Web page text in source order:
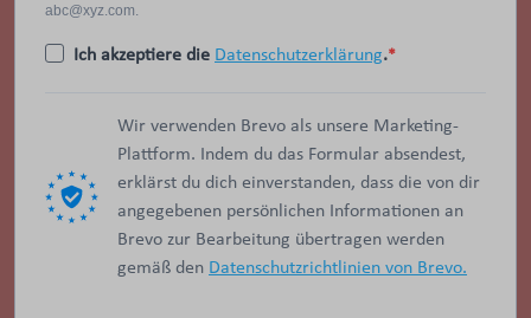
abc@xyz.com.
Ich akzeptiere die Datenschutzerklärung.
Wir verwenden Brevo als unsere Marketing-
Plattform. Indem du das Formular absendest,
erklärst du dich einverstanden, dass die von dir
angegebenen persönlichen Informationen an
Brevo zur Bearbeitung übertragen werden
gemäß den Datenschutzrichtlinien von Brevo.